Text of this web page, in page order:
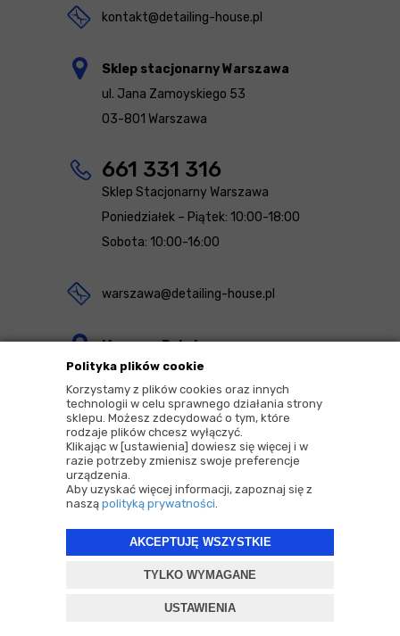
Polityka plików cookie
Korzystamy z plików cookies oraz innych
technologii w celu sprawnego działania strony
sklepu. Możesz zdecydować o tym, które
rodzaje plików chcesz wyłączyć.
Klikając w [ustawienia] dowiesz się więcej i w
razie potrzeby zmienisz swoje preferencje
urządzenia.
Aby uzyskać więcej informacji, zapoznaj się z
naszą polityką prywatności.
AKCEPTUJĘ WSZYSTKIE
TYLKO WYMAGANE
USTAWIENIA
kontakt@detailing-house.pl
Sklep stacjonarny Warszawa
ul. Jana Zamoyskiego 53
03-801 Warszawa
661 331 316
Sklep Stacjonarny Warszawa
Poniedziałek – Piątek: 10:00-18:00
Sobota: 10:00-16:00
warszawa@detailing-house.pl
Magazyn Rekcin
Nomos Sp. z o.o. sp.k.
ul. Agrestowa 1
83-010 Rekcin
2026 © Copyrights by |Detailing House